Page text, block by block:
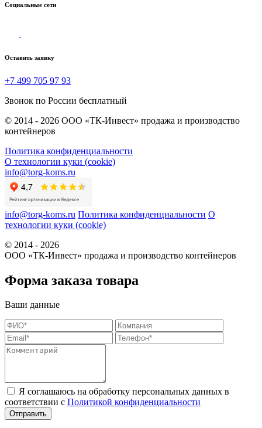
Социальные сети
Оставить заявку
+7 499 705 97 93
Звонок по России бесплатный
© 2014 - 2026 ООО «ТК-Инвест» продажа и производство
контейнеров
Политика конфиденциальности
О технологии куки (cookie)
info@torg-koms.ru
info@torg-koms.ru Политика конфиденциальности О
технологии куки (cookie)
© 2014 - 2026
ООО «ТК-Инвест» продажа и производство контейнеров
Форма заказа товара
Ваши данные
Я соглашаюсь на обработку персональных данных в
соответствии с Политикой конфиденциальности